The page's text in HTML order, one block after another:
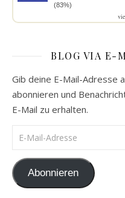
(83%)
BLOG VIA E-
Gib deine E-Mail-Adresse
abonnieren und
E-Mail zu erhalten.
E-Mail-Adresse
Abonnieren